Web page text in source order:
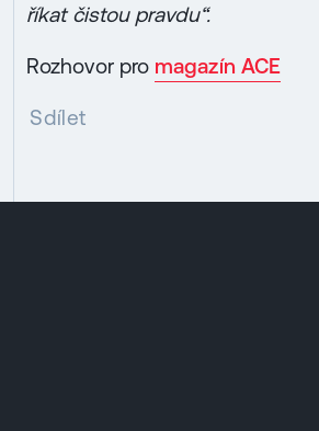
říkat čistou pravdu“.
Rozhovor pro magazín ACE
Sdílet